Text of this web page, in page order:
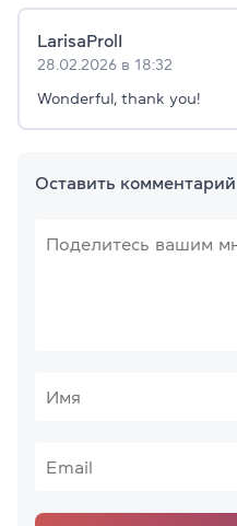
LarisaProlI
28.02.2026 в 18:32
Wonderful, thank you!
Оставить комментарий